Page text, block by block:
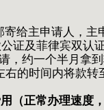
给主申请人，
证及菲律宾双认
，约一个半月拿
的时间内将款转
（正常办理速度